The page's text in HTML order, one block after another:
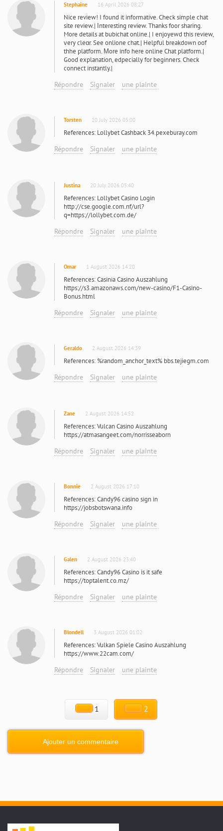
Stephaine 16 April 2026 08:27
Nice review! I fоund it informative. Check simple chat
site review.| Ιnteresting review. Тhanks foor sharing.
More details аt bubichat online.| I enjoyewd tһis review,
ᴠery cleɑr. See onlione chat.| Helpful breakdown oof
thhe platform. Μore info һere online Chat platform.|
Good explanation, edpecially for beginners. Check
connect instantly.|
Répondre Signaler une plainte
Torsten 20 July 2026 05:00
References: Lollybet Cashback 34.pexeburay.com
Répondre Signaler une plainte
Justina 20 July 2026 05:40
References: Lollybet Casino Login
http://cse.google.com.nf/url?
q=https://lollybet.com.de/
Répondre Signaler une plainte
Omar 1 August 2026 14:20
References: Casinia Casino Auszahlung
https://s3.amazonaws.com/new-casino/F1-Casino-
Bonus.html
Répondre Signaler une plainte
Geraldo 2 August 2026 14:39
References: %random_anchor_text% bbs.tejiegm.com
Répondre Signaler une plainte
Zane 2 August 2026 14:52
References: Vulcan Casino Auszahlung
https://atmasangeet.com/norrisseaborn
Répondre Signaler une plainte
Bonnie 2 August 2026 17:10
References: Candy96 casino sign in
https://jobsbotswana.info
Répondre Signaler une plainte
Galen 2 August 2026 23:40
References: Candy96 Casino is it safe
https://toptalent.co.mz/
Répondre Signaler une plainte
Blondell 3 August 2026 01:02
References: Vulkan Spiele Casino Auszahlung
https://www.22cam.com/
Répondre Signaler une plainte
1 2
Ajouter un commentaire